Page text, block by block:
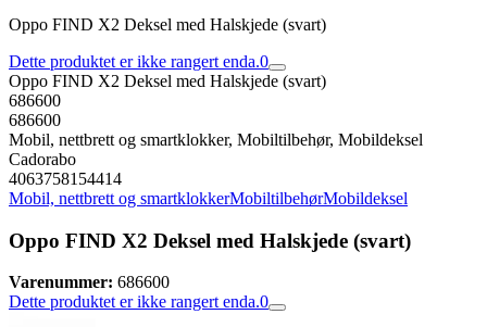
Oppo FIND X2 Deksel med Halskjede (svart)
Dette produktet er ikke rangert enda.0
Oppo FIND X2 Deksel med Halskjede (svart)
686600
686600
Mobil, nettbrett og smartklokker, Mobiltilbehør, Mobildeksel
Cadorabo
4063758154414
Mobil, nettbrett og smartklokkerMobiltilbehørMobildeksel
Oppo FIND X2 Deksel med Halskjede (svart)
Varenummer: 686600
Dette produktet er ikke rangert enda.0